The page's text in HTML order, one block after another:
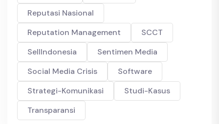
Reputasi Nasional
Reputation Management
SCCT
SellIndonesia
Sentimen Media
Social Media Crisis
Software
Strategi-Komunikasi
Studi-Kasus
Transparansi